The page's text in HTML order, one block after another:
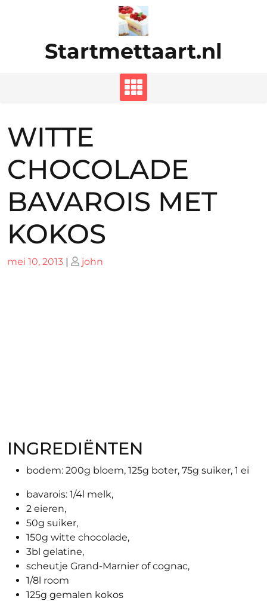
Startmettaart.nl
WITTE
CHOCOLADE
BAVAROIS MET
KOKOS
Geplaatst
mei 10, 2013 | Geplaatst
john
INGREDIËNTEN
bodem: 200g bloem, 125g boter, 75g suiker, 1 ei
bavarois: 1/4l melk,
2 eieren,
50g suiker,
150g witte chocolade,
3bl gelatine,
scheutje Grand-Marnier of cognac,
1/8l room
125g gemalen kokos